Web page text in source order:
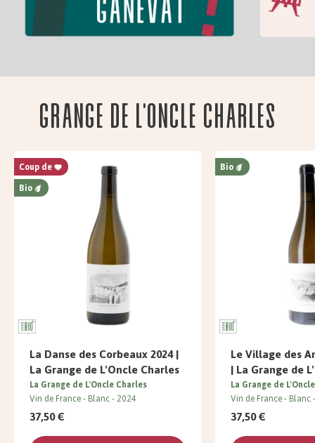
Grange de l'oncle Charles
Coup de
Bio
La Danse des Corbeaux 2024 |
La Grange de L'Oncle Charles
La Grange de L'Oncle Charles
Vin de France Blanc 2024
37,50 €
Bio
Le Village des
| La Grange de
La Grange de
Vin de France Blanc
37,50 €